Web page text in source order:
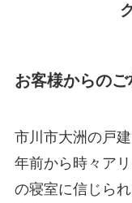
お客様からの
市川市大洲の戸
年前から時々ア
の寝室に信じら